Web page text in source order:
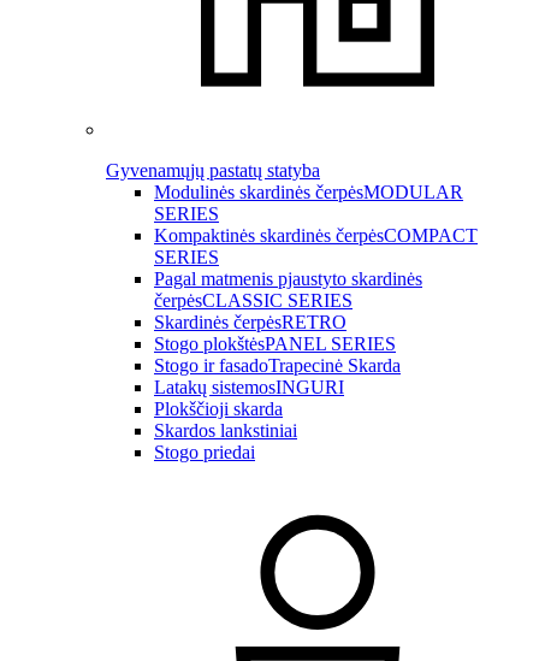
Gyvenamųjų pastatų statyba
Modulinės skardinės čerpėsMODULAR
SERIES
Kompaktinės skardinės čerpėsCOMPACT
SERIES
Pagal matmenis pjaustyto skardinės
čerpėsCLASSIC SERIES
Skardinės čerpėsRETRO
Stogo plokštėsPANEL SERIES
Stogo ir fasadoTrapecinė Skarda
Latakų sistemosINGURI
Plokščioji skarda
Skardos lankstiniai
Stogo priedai